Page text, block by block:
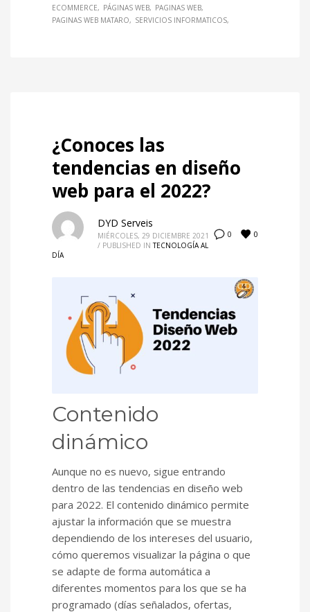
ECOMMERCE PÁGINAS WEB
PAGINAS WEB
PAGINAS WEB MATARO
SERVICIOS INFORMATICOS
¿Conoces las
tendencias en diseño
web para el 2022?
0 0
DYD Serveis
MIÉRCOLES, 29 DICIEMBRE 2021
/ PUBLISHED IN TECNOLOGÍA AL
DÍA
Contenido
dinámico
Aunque no es nuevo, sigue entrando
dentro de las tendencias en diseño web
para 2022. El contenido dinámico permite
ajustar la información que se muestra
dependiendo de los intereses del usuario,
cómo queremos visualizar la página o que
se adapte de forma automática a
diferentes momentos para los que se ha
programado (días señalados, ofertas,